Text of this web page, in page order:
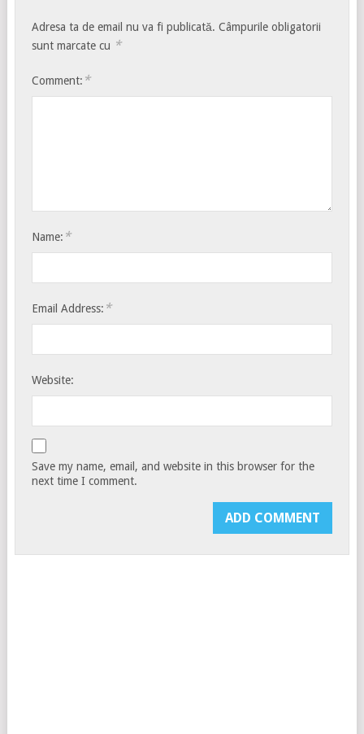
Adresa ta de email nu va fi publicată. Câmpurile obligatorii
sunt marcate cu *
Comment: *
Name: *
Email Address: *
Website:
Save my name, email, and website in this browser for the
next time I comment.